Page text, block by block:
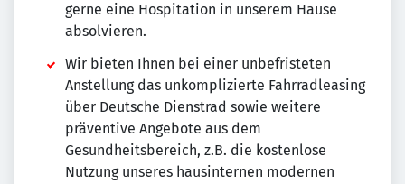
gerne eine Hospitation in unserem Hause
absolvieren.
Wir bieten Ihnen bei einer unbefristeten
Anstellung das unkomplizierte Fahrradleasing
über Deutsche Dienstrad sowie weitere
präventive Angebote aus dem
Gesundheitsbereich, z.B. die kostenlose
Nutzung unseres hausinternen modernen